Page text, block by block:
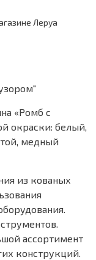
Леруа
«Ромб с
окраски: белый,
медный
из кованых
ассортимент
конструкций.